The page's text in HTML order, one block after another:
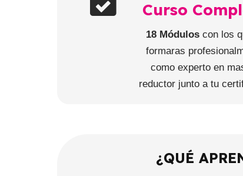
Curso
18 Móduloscon los
formaras
como experto en
reductor junto a tu
¿QUÉ